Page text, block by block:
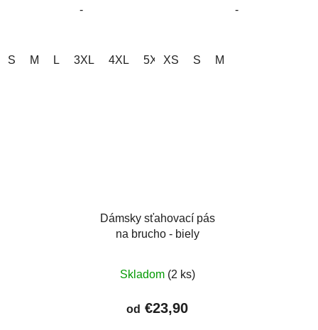
hviezdičiek.
-
S M L 3XL 4XL 5XL
-
XS S M
Dámsky sťahovací pás
na brucho - biely
Skladom (2 ks)
od €23,90